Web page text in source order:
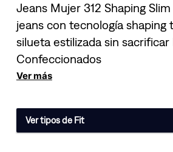
Jeans Mujer 312 Shaping
jeans con tecnología shaping
silueta estilizada sin sacrificar
Confeccionados
Ver más
Ver tipos de Fit